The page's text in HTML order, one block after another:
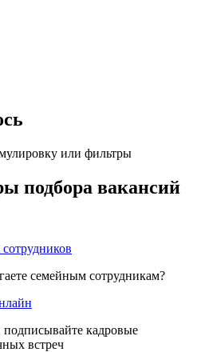
или фильтры
подбора вакансий
семейным сотрудникам?
подписывайте кадровые
встреч